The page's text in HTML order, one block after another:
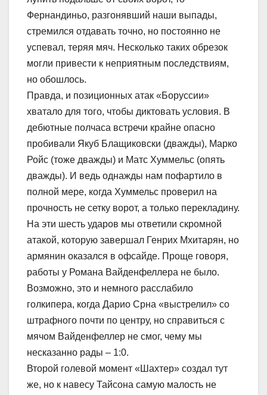
Фернандиньо, разгонявший наши выпады,
стремился отдавать точно, но постоянно не
успевал, теряя мяч. Несколько таких обрезок
могли привести к неприятным последствиям,
но обошлось.
Правда, и позиционных атак «Боруссии»
хватало для того, чтобы диктовать условия. В
дебютные полчаса встречи крайне опасно
пробивали Якуб Блащиковски (дважды), Марко
Ройс (тоже дважды) и Матс Хуммельс (опять
дважды). И ведь однажды нам пофартило в
полной мере, когда Хуммельс проверил на
прочность не сетку ворот, а только перекладину.
На эти шесть ударов мы ответили скромной
атакой, которую завершал Генрих Мхитарян, но
армянин оказался в офсайде. Проще говоря,
работы у Романа Вайденфеллера не было.
Возможно, это и немного расслабило
голкипера, когда Дарио Срна «выстрелил» со
штрафного почти по центру, но справиться с
мячом Вайденфеллер не смог, чему мы
несказанно рады – 1:0.
Второй голевой момент «Шахтер» создал тут
же, но к навесу Тайсона самую малость не